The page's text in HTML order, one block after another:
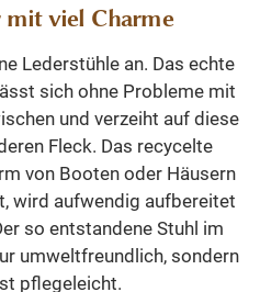
mit viel Charme
Lederstühle an. Das echte
sich ohne Probleme mit
und verzeiht auf diese
Fleck. Das recycelte
von Booten oder Häusern
wird aufwendig aufbereitet
so entstandene Stuhl im
umweltfreundlich, sondern
pflegeleicht.